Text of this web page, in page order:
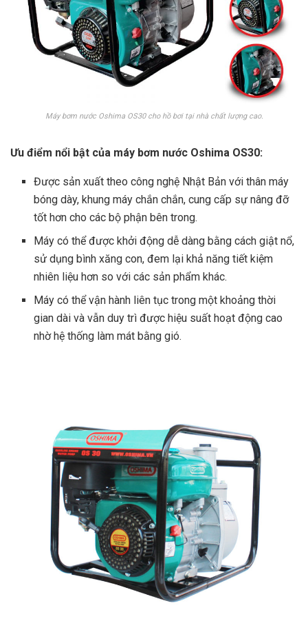
Máy bơm nước Oshima OS30 cho hồ bơi tại nhà chất lượng cao.
Ưu điểm nổi bật của máy bơm nước Oshima OS30:
Được sản xuất theo công nghệ Nhật Bản với thân máy
bóng dày, khung máy chắn chắn, cung cấp sự nâng đỡ
tốt hơn cho các bộ phận bên trong.
Máy có thể được khởi động dễ dàng bằng cách giật nổ,
sử dụng bình xăng con, đem lại khả năng tiết kiệm
nhiên liệu hơn so với các sản phẩm khác.
Máy có thể vận hành liên tục trong một khoảng thời
gian dài và vẫn duy trì được hiệu suất hoạt động cao
nhờ hệ thống làm mát bằng gió.